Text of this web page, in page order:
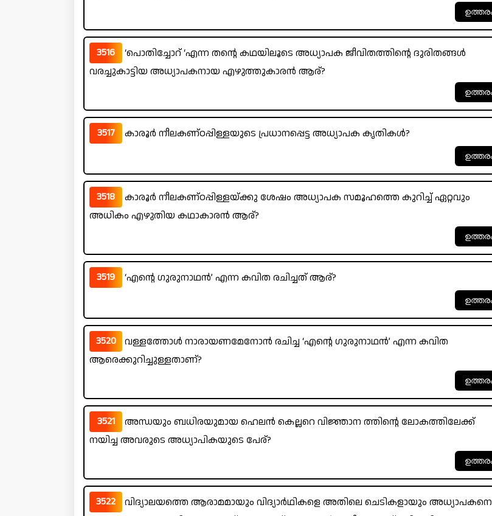
3516
‘പൊതിച്ചോറ് ‘എന്ന തന്റെ കഥയിലൂടെ അധ്യാപക ജീവിതത്തിന്റെ ദുരിതങ്ങൾ
വരച്ചുകാട്ടിയ അധ്യാപകനായ എഴുത്തുകാരൻ ആര്?
3517 കാരൂർ നീലകണ്ഠപ്പിള്ളയുടെ പ്രധാനപ്പെട്ട അധ്യാപക കൃതികൾ?
3518
കാരൂർ നീലകണ്ഠപ്പിള്ളയ്ക്കു ശേഷം അധ്യാപക സമൂഹത്തെ കുറിച്ച് ഏറ്റവും
അധികം എഴുതിയ കഥാകാരൻ ആര്?
3519 ‘എന്റെ ഗുരുനാഥൻ’ എന്ന കവിത രചിച്ചത് ആര്?
3520
വള്ളത്തോൾ നാരായണമേനോൻ രചിച്ച ‘എന്റെ ഗുരുനാഥൻ’ എന്ന കവിത
ആരെക്കുറിച്ചുള്ളതാണ്?
3521
അന്ധയും ബധിരയുമായ ഹെലൻ കെല്ലറെ വിജ്ഞാന ത്തിന്റെ ലോകത്തിലേക്ക്
നയിച്ച അവരുടെ അധ്യാപികയുടെ പേര്?
3522
വിദ്യാലയത്തെ ആരാമമായും വിദ്യാർഥികളെ അതിലെ ചെടികളായും അധ്യാപകനെ